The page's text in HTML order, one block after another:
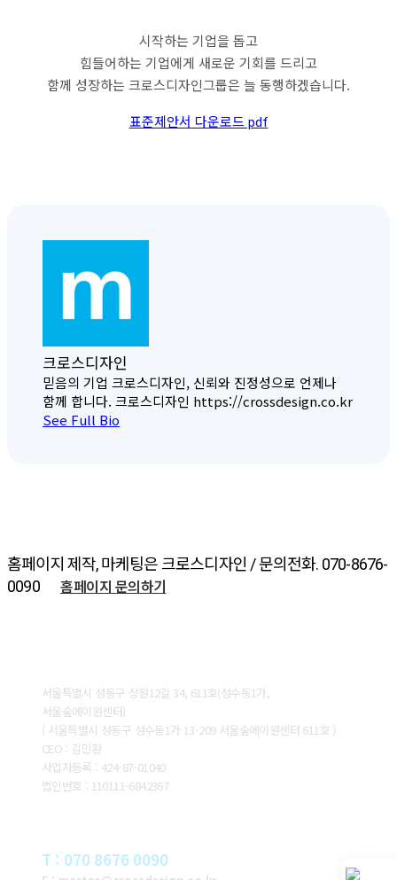
시작하는 기업을 돕고
힘들어하는 기업에게 새로운 기회를 드리고
함께 성장하는 크로스디자인그룹은 늘 동행하겠습니다.
표준제안서 다운로드 pdf
크로스디자인
믿음의 기업 크로스디자인, 신뢰와 진정성으로 언제나
함께 합니다. 크로스디자인 https://crossdesign.co.kr
See Full Bio
홈페이지 제작, 마케팅은 크로스디자인 / 문의전화. 070-8676-
0090
홈페이지 문의하기
서울특별시 성동구 상원12길 34, 611호(성수동1가,
서울숲에이원센터)
( 서울특별시 성동구 성수동1가 13-209 서울숲에이원센터 611호 )
CEO : 김민환
사업자등록 : 424-87-01040
법인번호 : 110111-6842367
T : 070 8676 0090